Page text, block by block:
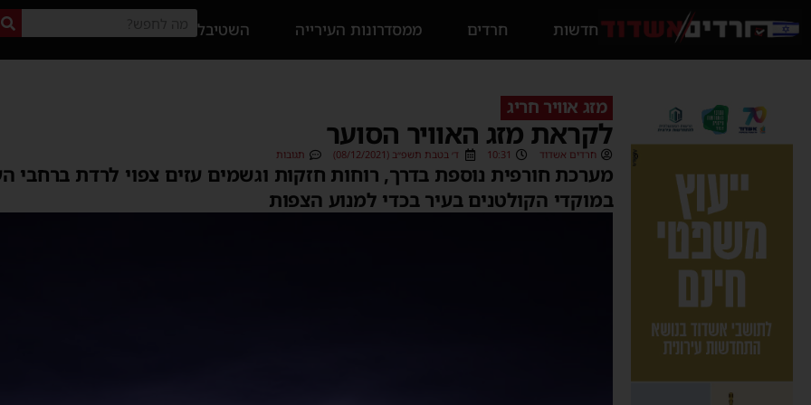
חדשות חרדים ממסדרונות העירייה השטיבל
מזג אוויר חריג
לקראת מזג האוויר הסוער
חרדים אשדוד 10:31 ד׳ בטבת תשפ״ב (08/12/2021) תגובות
מערכת חורפית נוספת בדרך, רוחות חזקות וגשמים עזים צפוי לרדת ברחבי
במוקדי הקולטנים בעיר בכדי למנוע הצפות